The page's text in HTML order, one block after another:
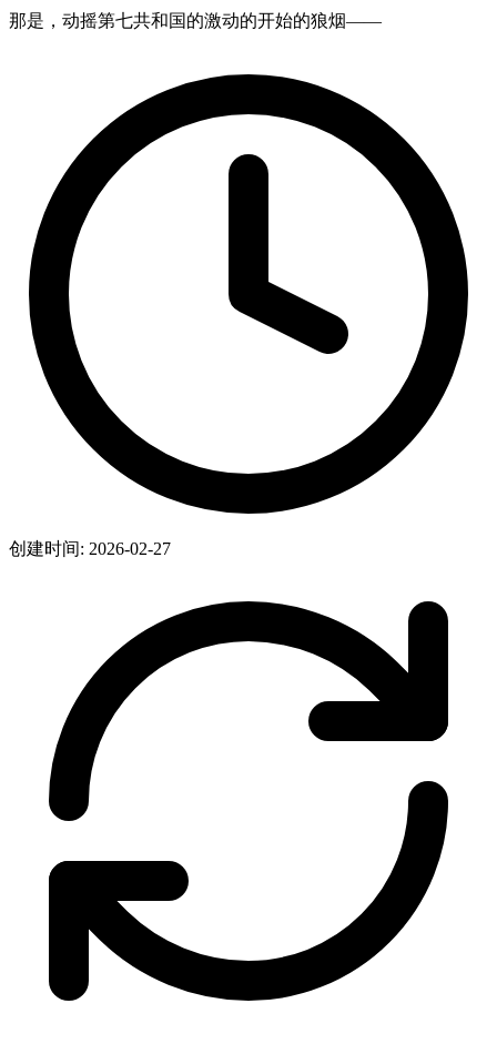
那是，动摇第七共和国的激动的开始的狼烟——
创建时间: 2026-02-27